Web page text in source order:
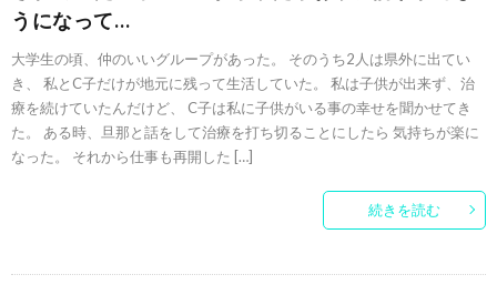
うになって…
大学生の頃、仲のいいグループがあった。 そのうち2人は県外に出てい
き、 私とC子だけが地元に残って生活していた。 私は子供が出来ず、治
療を続けていたんだけど、 C子は私に子供がいる事の幸せを聞かせてき
た。 ある時、旦那と話をして治療を打ち切ることにしたら 気持ちが楽に
なった。 それから仕事も再開した […]
続きを読む